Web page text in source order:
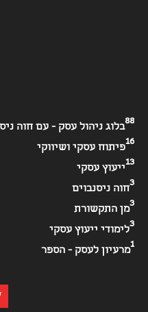
בלוג ניהול עסק - עם חוה
88
פיתוח עסקי ושיווקי
16
ייעוץ עסקי
13
חוה ניסנבוים
3
מן התקשורת
3
לימודי ייעוץ עסקי
3
מרעיון לעסק - הספר
1